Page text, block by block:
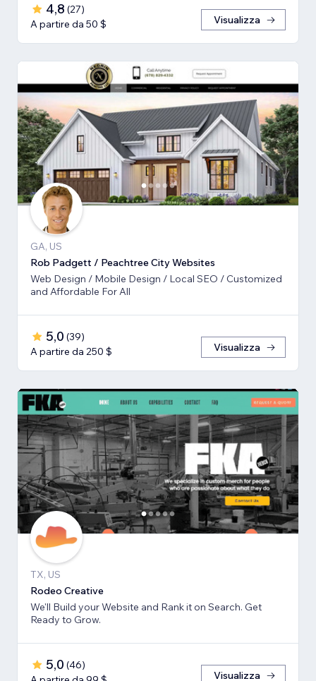
4,8 (27)
A partire da 50 $
Visualizza
GA, US
Rob Padgett / Peachtree City Websites
Web Design / Mobile Design / Local SEO / Customized
and Affordable For All
5,0 (39)
A partire da 250 $
Visualizza
TX, US
Rodeo Creative
We'll Build your Website and Rank it on Search. Get
Ready to Grow.
5,0 (46)
Visualizza